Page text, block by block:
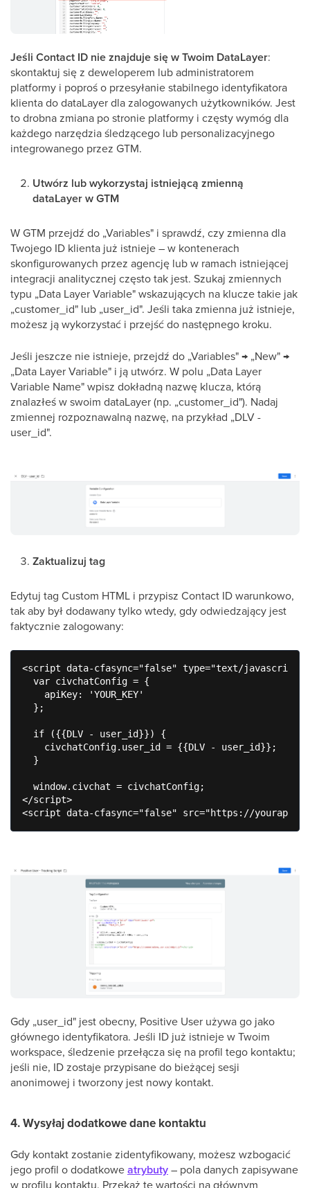
Jeśli Contact ID nie znajduje się w Twoim DataLayer:
skontaktuj się z deweloperem lub administratorem
platformy i poproś o przesyłanie stabilnego identyfikatora
klienta do dataLayer dla zalogowanych użytkowników. Jest
to drobna zmiana po stronie platformy i częsty wymóg dla
każdego narzędzia śledzącego lub personalizacyjnego
integrowanego przez GTM.
Utwórz lub wykorzystaj istniejącą zmienną
dataLayer w GTM
W GTM przejdź do „Variables" i sprawdź, czy zmienna dla
Twojego ID klienta już istnieje – w kontenerach
skonfigurowanych przez agencję lub w ramach istniejącej
integracji analitycznej często tak jest. Szukaj zmiennych
typu „Data Layer Variable" wskazujących na klucze takie jak
„customer_id" lub „user_id". Jeśli taka zmienna już istnieje,
możesz ją wykorzystać i przejść do następnego kroku.
Jeśli jeszcze nie istnieje, przejdź do „Variables" → „New" →
„Data Layer Variable" i ją utwórz. W polu „Data Layer
Variable Name" wpisz dokładną nazwę klucza, którą
znalazłeś w swoim dataLayer (np. „customer_id"). Nadaj
zmiennej rozpoznawalną nazwę, na przykład „DLV -
user_id".
Zaktualizuj tag
Edytuj tag Custom HTML i przypisz Contact ID warunkowo,
tak aby był dodawany tylko wtedy, gdy odwiedzający jest
faktycznie zalogowany:
<script data-cfasync="false" type="text/javascript">
  var civchatConfig = {
    apiKey: 'YOUR_KEY'
  };
  if ({{DLV - user_id}}) {
    civchatConfig.user_id = {{DLV - user_id}};
  }
  window.civchat = civchatConfig;
</script>
Gdy „user_id" jest obecny, Positive User używa go jako
głównego identyfikatora. Jeśli ID już istnieje w Twoim
workspace, śledzenie przełącza się na profil tego kontaktu;
jeśli nie, ID zostaje przypisane do bieżącej sesji
anonimowej i tworzony jest nowy kontakt.
4. Wysyłaj dodatkowe dane kontaktu
Gdy kontakt zostanie zidentyfikowany, możesz wzbogacić
jego profil o dodatkoweatrybuty– pola danych zapisywane
w profilu kontaktu. Przekaż te wartości na głównym